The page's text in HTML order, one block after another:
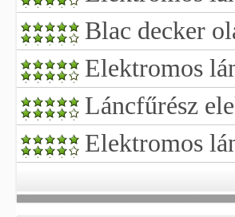
Blac decker
Elektromos
Láncfűrész
Elektromos